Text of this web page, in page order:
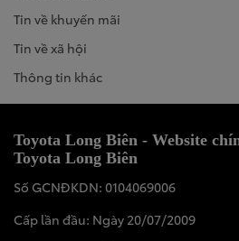
Tin về khuyến mãi
Tin về xã hội
Thông tin khác
Toyota Long Biên - Website
Toyota Long Biên
Số GCNĐKDN: 0104069006
Cấp lần đầu: Ngày 20/07/2009